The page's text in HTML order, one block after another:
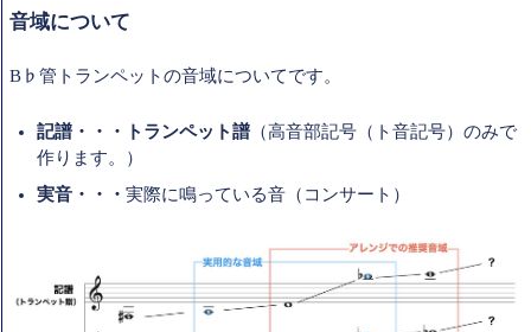
音域について
B♭管トランペットの音域についてです。
記譜・・・トランペット譜（高音部記号（ト音記号）のみで
作ります。）
実音・・・ 実際に鳴っている音（コンサート）